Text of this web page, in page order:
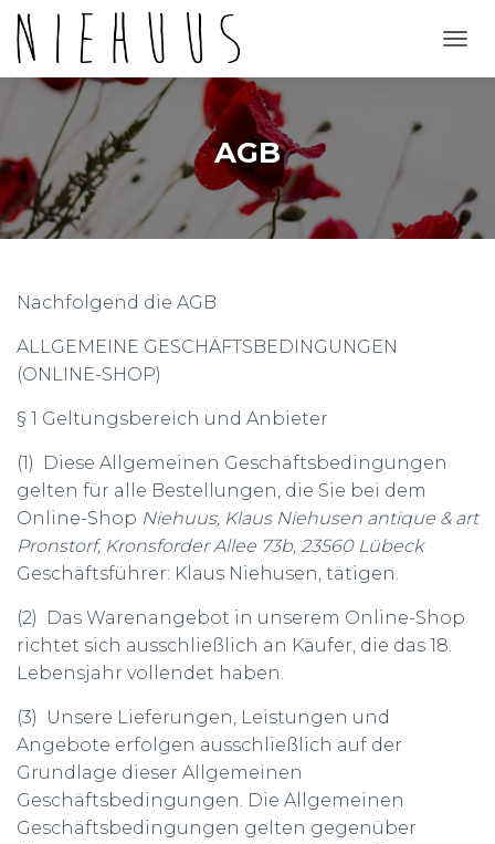
A
I
O
AGB
Nachfolgend die AGB
ALLGEMEINE GESCHÄFTSBEDINGUNGEN
(ONLINE-SHOP)
§ 1 Geltungsbereich und Anbieter
(1) Diese Allgemeinen Geschäftsbedingungen
gelten für alle Bestellungen, die Sie bei dem
Online-Shop Niehuus, Klaus Niehusen antique & art
Pronstorf, Kronsforder Allee 73b, 23560 Lübeck
Geschäftsführer: Klaus Niehusen, tätigen.
(2) Das Warenangebot in unserem Online-Shop
richtet sich ausschließlich an Käufer, die das 18.
Lebensjahr vollendet haben.
(3) Unsere Lieferungen, Leistungen und
Angebote erfolgen ausschließlich auf der
Grundlage dieser Allgemeinen
Geschäftsbedingungen. Die Allgemeinen
Geschäftsbedingungen gelten gegenüber